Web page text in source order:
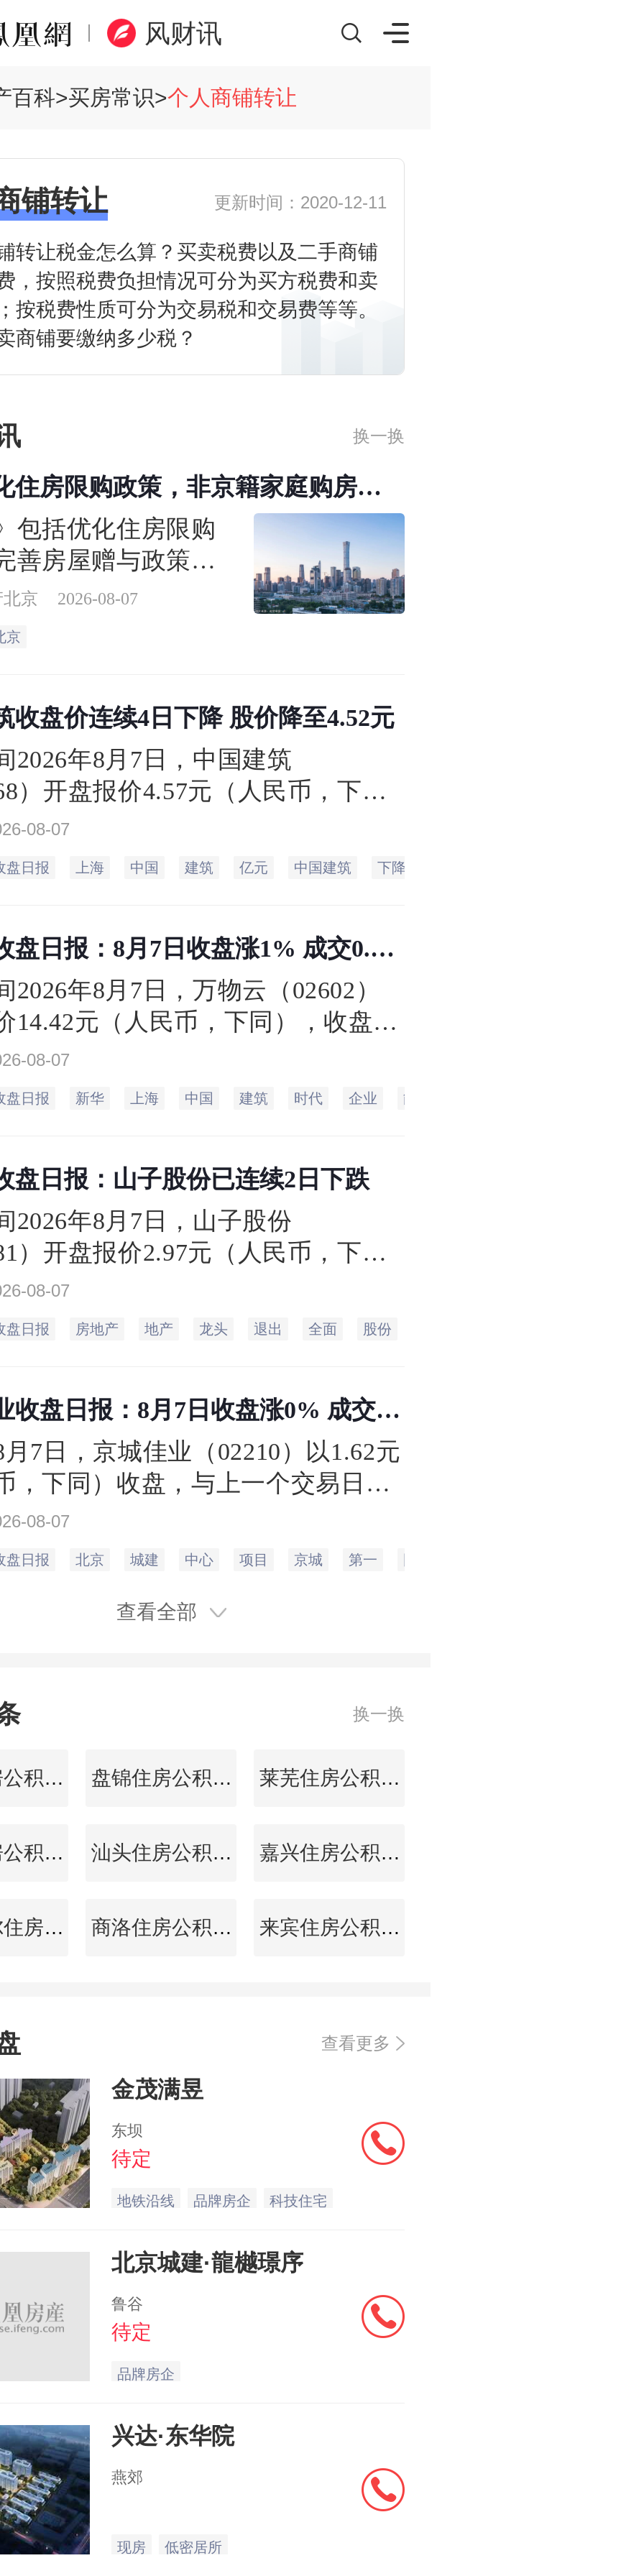
风财讯
百科>买房常识>个人商铺转让
铺转让 更新时间：2020-12-11
转让税金怎么算？买卖税费以及二手商铺
，按照税费负担情况可分为买方税费和卖
按税费性质可分为交易税和交易费等等。
商铺要缴纳多少税？
换一换
住房限购政策，非京籍家庭购房社
纳年限下调为一年
包括优化住房限购
善房屋赠与政策、
公积金支持力度3个
策措施。
京 2026-08-07
京
收盘价连续4日下降 股价降至4.52元
2026年8月7日，中国建筑
）开盘报价4.57元（人民币，下
盘于4.52元，相比上一个交易日的
元，下跌1.09%。当日最高价4.57
08-07
盘日报 上海 中国 建筑 亿元 中国建筑 下降
盘日报：8月7日收盘涨1% 成交0.48
2026年8月7日，万物云（02602）
14.42元（人民币，下同），收盘于
相比上一个交易日的收盘价14.75
1%。当日最高价14.9元，最低达
08-07
盘日报 新华 上海 中国 建筑 时代 企业 能源
盘日报：山子股份已连续2日下跌
2026年8月7日，山子股份
）开盘报价2.97元（人民币，下
盘于2.98元，相比上一个交易日的
元，下跌1%。当日最高价3元，
08-07
盘日报 房地产 地产 龙头 退出 全面 股份
收盘日报：8月7日收盘涨0% 成交0
月7日，京城佳业（02210）以1.62元
，下同）收盘，与上⼀个交易⽇持
京城佳业（02210）开盘价为1.62
价和最低价分别为1.62元和1.62
08-07
盘日报 北京 城建 中心 项目 京城 第一
查看全部
换一换
霸州住房公积金查询 盘锦住房公积金查询 莱芜住房公积金查询
延边住房公积金查询 汕头住房公积金查询 嘉兴住房公积金查询
齐齐哈尔住房公积金查询 商洛住房公积金查询 来宾住房公积金查询
查看更多
金茂满昱
东坝
待定
地铁沿线 品牌房企 科技住宅
北京城建·龍樾璟序
鲁谷
待定
品牌房企
兴达·东华院
燕郊
现房 低密居所